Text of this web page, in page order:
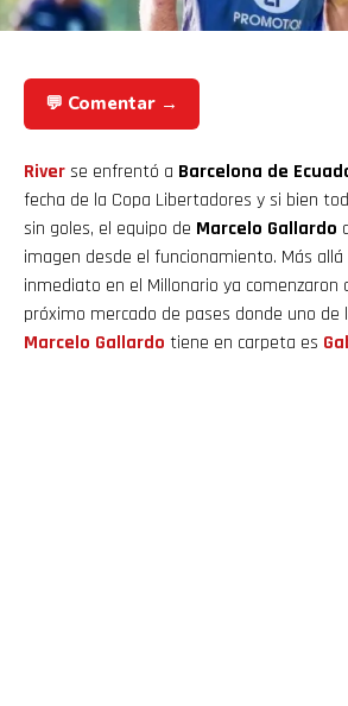
💬 Comentar →
Riverse enfrentó a Barcelona de
fecha de la Copa Libertadores y si bien
sin goles, el equipo de Marcelo Gallardo
imagen desde el funcionamiento. Más
inmediato en el Millonario ya comenzaron
próximo mercado de pases donde uno de
Marcelo Gallardo tiene en carpeta es